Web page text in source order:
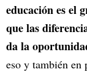
educación es el
que las
da la
eso y también en